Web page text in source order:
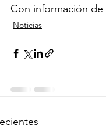
Con información de
Noticias